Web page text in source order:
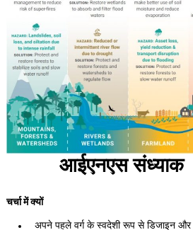
आईएनएस संध्याक
चर्चा में क्यों
अपने पहले वर्ग के स्वदेशी रूप से डिजाइन और